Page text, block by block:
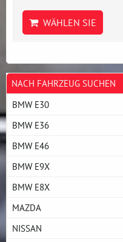
WÄHLEN SIE
NACH FAHRZEUG SUCHEN
BMW E30
BMW E36
BMW E46
BMW E9X
BMW E8X
MAZDA
NISSAN